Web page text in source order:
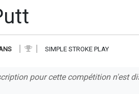
SIMPLE STROKE PLAY
pour cette compétition n'est